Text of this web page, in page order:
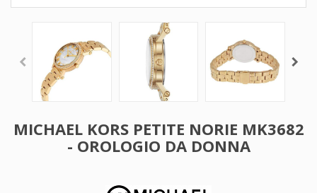
MICHAEL KORS PETITE NORIE MK3682
- OROLOGIO DA DONNA